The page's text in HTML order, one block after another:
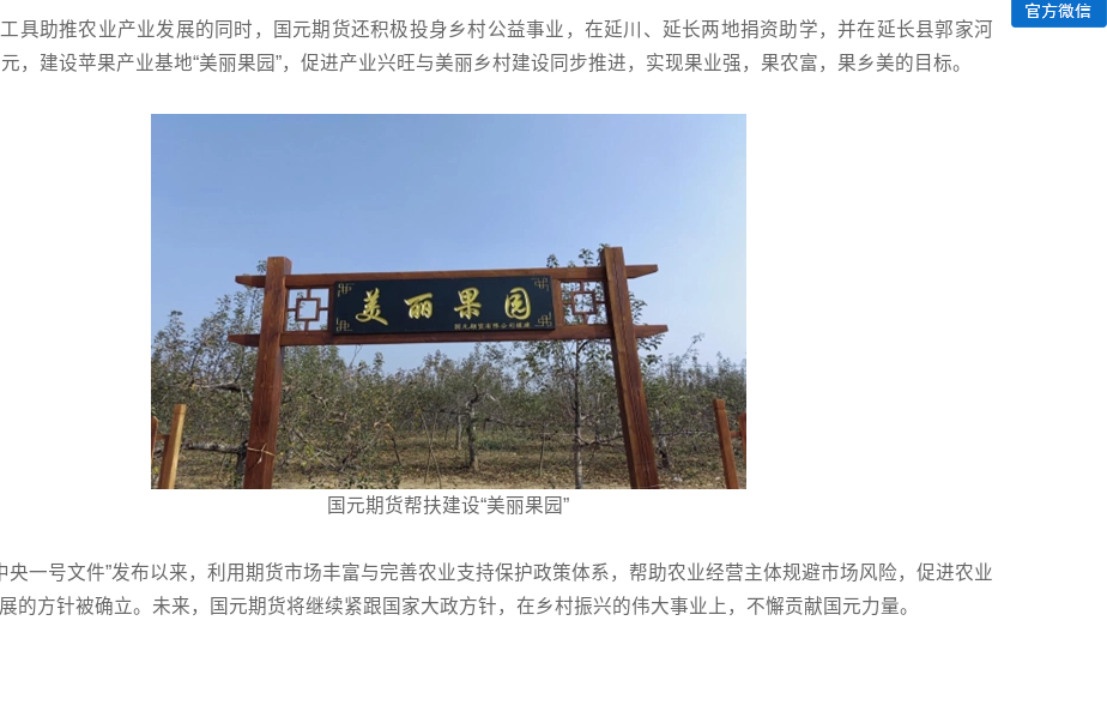
具助推农业产业发展的同时，国元期货还积极投身乡村公益事业，在延川、延长两地捐资助学，并在延长县郭家河
，建设苹果产业基地“美丽果园”，促进产业兴旺与美丽乡村建设同步推进，实现果业强，果农富，果乡美的目标。
国元期货帮扶建设“美丽果园”
央一号文件”发布以来，利用期货市场丰富与完善农业支持保护政策体系，帮助农业经营主体规避市场风险，促进农业
的方针被确立。未来，国元期货将继续紧跟国家大政方针，在乡村振兴的伟大事业上，不懈贡献国元力量。